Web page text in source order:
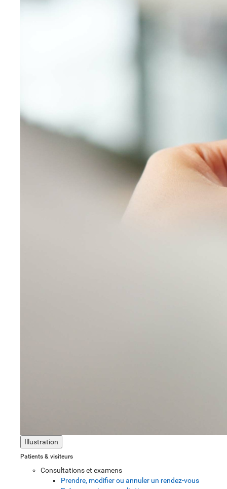
Illustration
Patients & visiteurs
Consultations et examens
Prendre, modifier ou annuler un rendez-vous